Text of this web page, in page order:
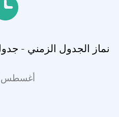
نماز الجدول الزمني -
أغسطس 2026